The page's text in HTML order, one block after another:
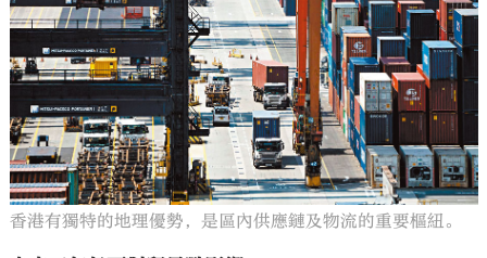
香港有獨特的地理優勢，是區內供應鏈及物流的重要樞紐。